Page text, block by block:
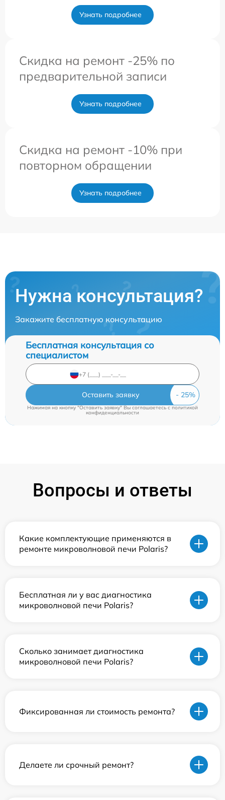
Узнать подробнее
Скидка на ремонт -25% по
предварительной записи
Узнать подробнее
Скидка на ремонт -10% при
повторном обращении
Узнать подробнее
Нужна консультация?
Закажите бесплатную консультацию
Бесплатная консультация со
специалистом
Оставить заявку
Нажимая на кнопку "Оставить заявку" Вы соглашаетесь c политикой
конфиденциальности
Вопросы и ответы
Какие комплектующие применяются в
ремонте микроволновой печи Polaris?
Бесплатная ли у вас диагностика
микроволновой печи Polaris?
Сколько занимает диагностика
микроволновой печи Polaris?
Фиксированная ли стоимость ремонта?
Делаете ли срочный ремонт?